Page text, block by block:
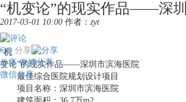
“机变论”的现实作品——深
2017-03-01 10:00 作者： zyt
分享
QQ
分享 微博分享
微信分享
“机
变论”的现实作品——深圳市滨海医院
最佳综合医院规划设计项目
项目名称：深圳市滨海医院